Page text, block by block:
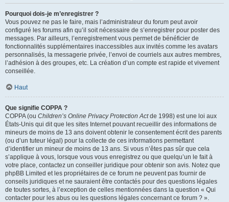
Pourquoi dois-je m’enregistrer ?
Vous pouvez ne pas le faire, mais l’administrateur du forum peut avoir
configuré les forums afin qu’il soit nécessaire de s’enregistrer pour poster des
messages. Par ailleurs, l’enregistrement vous permet de bénéficier de
fonctionnalités supplémentaires inaccessibles aux invités comme les avatars
personnalisés, la messagerie privée, l’envoi de courriels aux autres membres,
l’adhésion à des groupes, etc. La création d’un compte est rapide et vivement
conseillée.
Haut
Que signifie COPPA ?
COPPA (ou Children’s Online Privacy Protection Actde 1998) est une loi aux
États-Unis qui dit que les sites Internet pouvant recueillir des informations de
mineurs de moins de 13 ans doivent obtenir le consentement écrit des parents
(ou d’un tuteur légal) pour la collecte de ces informations permettant
d’identifier un mineur de moins de 13 ans. Si vous n’êtes pas sûr que cela
s’applique à vous, lorsque vous vous enregistrez ou que quelqu’un le fait à
votre place, contactez un conseiller juridique pour obtenir son avis. Notez que
phpBB Limited et les propriétaires de ce forum ne peuvent pas fournir de
conseils juridiques et ne sauraient être contactés pour des questions légales
de toutes sortes, à l’exception de celles mentionnées dans la question « Qui
contacter pour les abus ou les questions légales concernant ce forum ? ».